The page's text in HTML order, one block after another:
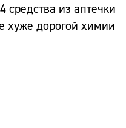
средства из аптечки
хуже дорогой химии